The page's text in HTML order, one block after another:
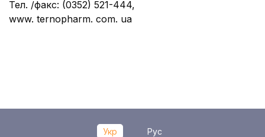
Тел. /факс: (0352) 521-444,
www. ternopharm. com. ua
Укр Рус